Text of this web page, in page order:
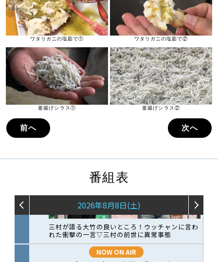
ワタリガニの塩茹で① ワタリガニの塩茹で②
釜揚げシラス① 釜揚げシラス②
前へ 次へ
番組表